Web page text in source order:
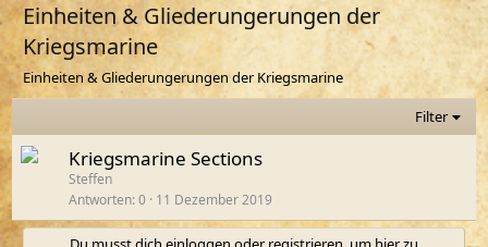
Einheiten & Gliederungerungen der
Kriegsmarine
Einheiten & Gliederungerungen der Kriegsmarine
Filter
Kriegsmarine Sections
Steffen
Antworten 0 11 Dezember 2019